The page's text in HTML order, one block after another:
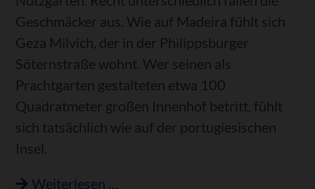
Geschmäcker aus. Wie auf Madeira fühlt sich
Geza Milvich, der in der Philippsburger
Söternstraße wohnt. Wer seinen als
Prachtgarten gestalteten etwa 100
Quadratmeter großen Innenhof betritt, fühlt
sich tatsächlich wie auf der portugiesischen
Insel.
Weiterlesen …